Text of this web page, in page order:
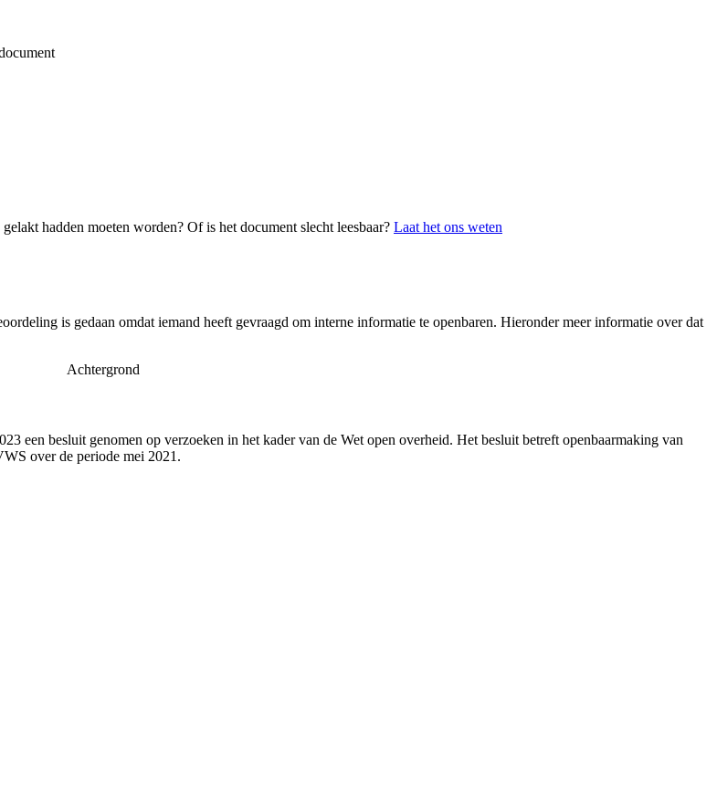
hadden moeten worden? Of is het document slecht leesbaar? Laat het ons weten
is gedaan omdat iemand heeft gevraagd om interne informatie te openbaren. Hieronder meer informatie over dat
Achtergrond
een besluit genomen op verzoeken in het kader van de Wet open overheid. Het besluit betreft openbaarmaking van
over de periode mei 2021.